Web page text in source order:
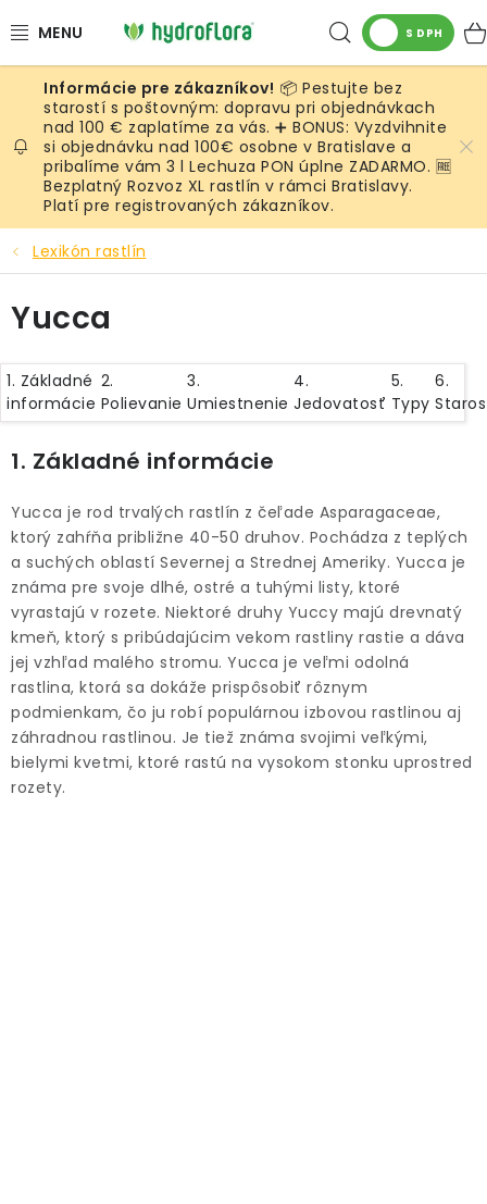
na
Hľadať
S DPH
RASTLINY
UMELÉ RASTLINY
KVETINÁČE
SUBSTRÁTY A PRÍSLUŠENSTVO
SERVIS INTERIÉROVEJ ZELENE
MACHY
MACHOVÉ STENY
INTERIÉROVÉ DEKORÁCIE
BLOG
NA OBJEDNÁVKU
AKCIA
📦 Pestujte bez
starostí s poštovným: dopravu pri objednávkach
nad 100 € zaplatíme za vás. ➕ BONUS: Vyzdvihnite
si objednávku nad 100€ osobne v Bratislave a
pribalíme vám 3 l Lechuza PON úplne ZADARMO. 🆓
Bezplatný Rozvoz XL rastlín v rámci Bratislavy.
Platí pre registrovaných zákazníkov.
Lexikón rastlín
Yucca
1. Základné
informácie
2.
Polievanie
3.
Umiestnenie
4.
Jedovatosť
5.
Typy
6.
1. Základné informácie
Yucca je rod trvalých rastlín z čeľade Asparagaceae,
ktorý zahŕňa približne 40-50 druhov. Pochádza z teplých
a suchých oblastí Severnej a Strednej Ameriky. Yucca je
známa pre svoje dlhé, ostré a tuhými listy, ktoré
vyrastajú v rozete. Niektoré druhy Yuccy majú drevnatý
kmeň, ktorý s pribúdajúcim vekom rastliny rastie a dáva
jej vzhľad malého stromu. Yucca je veľmi odolná
rastlina, ktorá sa dokáže prispôsobiť rôznym
podmienkam, čo ju robí populárnou izbovou rastlinou aj
záhradnou rastlinou. Je tiež známa svojimi veľkými,
bielymi kvetmi, ktoré rastú na vysokom stonku uprostred
rozety.